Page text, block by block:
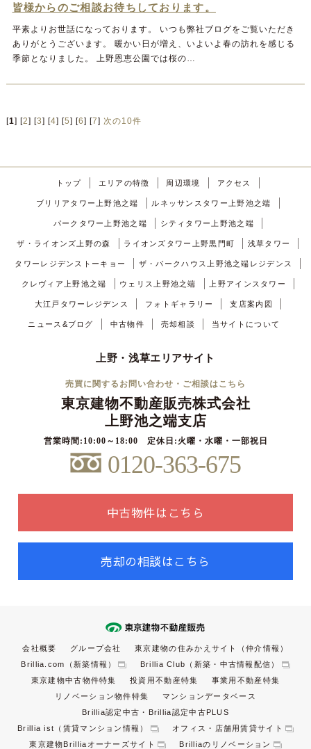
皆様からのご相談お待ちしております。
平素よりお世話になっております。 いつも弊社ブログをご覧いただき
ありがとうございます。 暖かい日が増え、いよいよ春の訪れを感じる
季節となりました。 上野恩恵公園では桜の…
[1] 2 3 4 5 6 7 次の10件
トップ エリアの特徴 周辺環境 アクセス
ブリリアタワー上野池之端 ルネッサンスタワー上野池之端
パークタワー上野池之端 シティタワー上野池之端
ザ・ライオンズ上野の森 ライオンズタワー上野黒門町 浅草タワー
タワーレジデンストーキョー ザ・パークハウス上野池之端レジデンス
クレヴィア上野池之端 ウェリス上野池之端 上野アインスタワー
大江戸タワーレジデンス フォトギャラリー 支店案内図
ニュース&ブログ 中古物件 売却相談 当サイトについて
上野・浅草エリアサイト
売買に関するお問い合わせ・ご相談はこちら
東京建物不動産販売株式会社
上野池之端支店
営業時間:10:00～18:00 定休日:火曜・水曜・一部祝日
0120-363-675
中古物件はこちら
売却の相談はこちら
会社概要 グループ会社
東京建物の住みかえサイト（仲介情報）
Brillia.com（新築情報）
Brillia Club（新築・中古情報配信）
東京建物中古物件特集
投資用不動産特集
事業用不動産特集
リノベーション物件特集
マンションデータベース
Brillia認定中古・Brillia認定中古PLUS
Brillia ist（賃貸マンション情報）
オフィス・店舗用賃貸サイト
東京建物Brilliaオーナーズサイト
Brilliaのリノベーション